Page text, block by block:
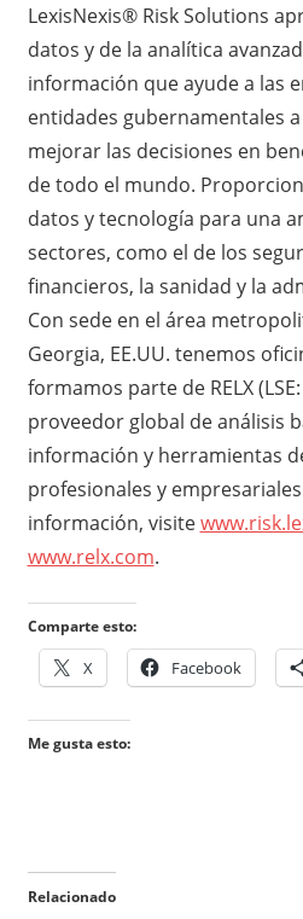
LexisNexis® Risk Solutions
datos y de la analítica
información que ayude a las
entidades gubernamentales
mejorar las decisiones en
de todo el mundo.
datos y tecnología para una
sectores, como el de los
financieros, la sanidad y la
Con sede en el área
Georgia, EE.UU. tenemos
formamos parte de RELX (LSE:
proveedor global de análisis
información y herramientas
profesionales y
información, visite
www.relx.com.
Comparte esto:
X Facebook
Me gusta esto:
Relacionado